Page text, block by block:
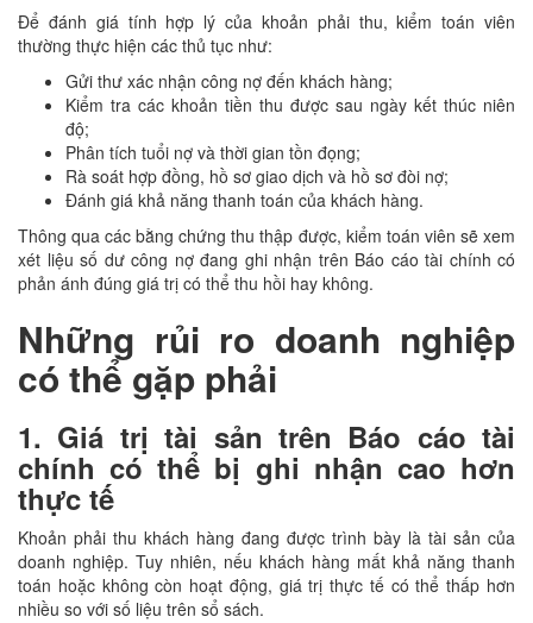
Để đánh giá tính hợp lý của khoản phải thu, kiểm toán viên
thường thực hiện các thủ tục như:
Gửi thư xác nhận công nợ đến khách hàng;
Kiểm tra các khoản tiền thu được sau ngày kết thúc niên
độ;
Phân tích tuổi nợ và thời gian tồn đọng;
Rà soát hợp đồng, hồ sơ giao dịch và hồ sơ đòi nợ;
Đánh giá khả năng thanh toán của khách hàng.
Thông qua các bằng chứng thu thập được, kiểm toán viên sẽ xem
xét liệu số dư công nợ đang ghi nhận trên Báo cáo tài chính có
phản ánh đúng giá trị có thể thu hồi hay không.
Những rủi ro doanh nghiệp
có thể gặp phải
1. Giá trị tài sản trên Báo cáo tài
chính có thể bị ghi nhận cao hơn
thực tế
Khoản phải thu khách hàng đang được trình bày là tài sản của
doanh nghiệp. Tuy nhiên, nếu khách hàng mất khả năng thanh
toán hoặc không còn hoạt động, giá trị thực tế có thể thấp hơn
nhiều so với số liệu trên sổ sách.